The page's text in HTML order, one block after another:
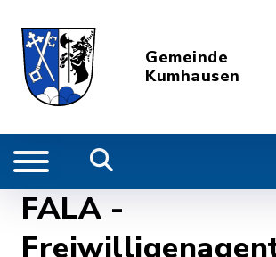
Gemeinde
Kumhausen
FALA -